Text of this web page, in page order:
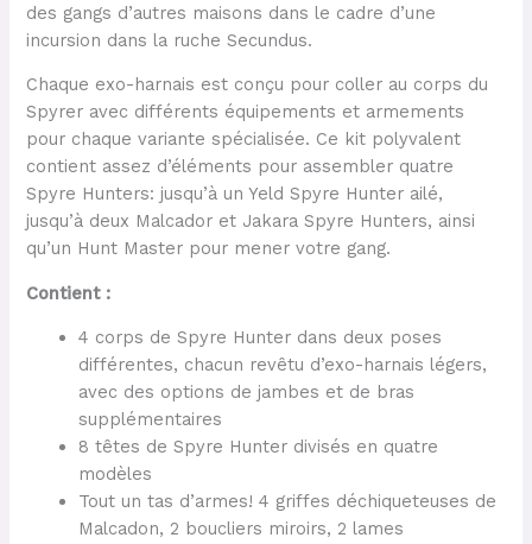
des gangs d’autres maisons dans le cadre d’une
incursion dans la ruche Secundus.
Chaque exo-harnais est conçu pour coller au corps du
Spyrer avec différents équipements et armements
pour chaque variante spécialisée. Ce kit polyvalent
contient assez d’éléments pour assembler quatre
Spyre Hunters: jusqu’à un Yeld Spyre Hunter ailé,
jusqu’à deux Malcador et Jakara Spyre Hunters, ainsi
qu’un Hunt Master pour mener votre gang.
Contient :
4 corps de Spyre Hunter dans deux poses
différentes, chacun revêtu d’exo-harnais légers,
avec des options de jambes et de bras
supplémentaires
8 têtes de Spyre Hunter divisés en quatre
modèles
Tout un tas d’armes! 4 griffes déchiqueteuses de
Malcadon, 2 boucliers miroirs, 2 lames